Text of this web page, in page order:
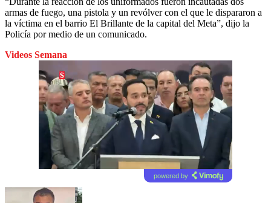
armas de fuego, una pistola y un revólver con el que le dispararon a
la víctima en el barrio El Brillante de la capital del Meta”, dijo la
Policía por medio de un comunicado.
Videos Semana
powered by